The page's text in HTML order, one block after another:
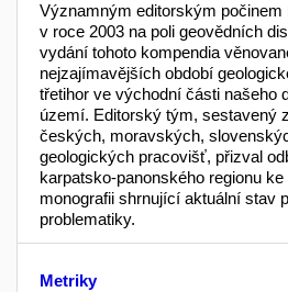
Významným editorským
v roce 2003 na poli geovědních
vydání tohoto kompendia
nejzajímavějších období
třetihor ve východní části našeho
území. Editorský tým, sestavený
českých, moravských,
geologických pracovišť, přizval
karpatsko-panonského regionu
monografii shrnující aktuální stav
problematiky.
Metriky